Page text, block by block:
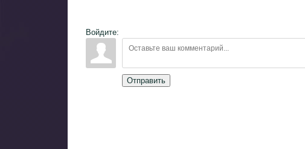
Войдите:
Отправить